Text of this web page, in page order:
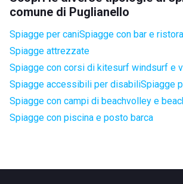
comune di Puglianello
Spiagge per caniSpiagge con bar e
Spiagge attrezzate
Spiagge con corsi di kitesurf windsurf e
Spiagge accessibili per disabiliSpiagge
Spiagge con campi di beachvolley e
Spiagge con piscina e posto barca